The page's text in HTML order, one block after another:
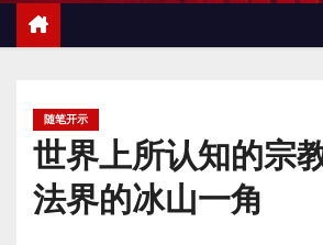
随笔开示
世界上所认知的宗
法界的冰山一角